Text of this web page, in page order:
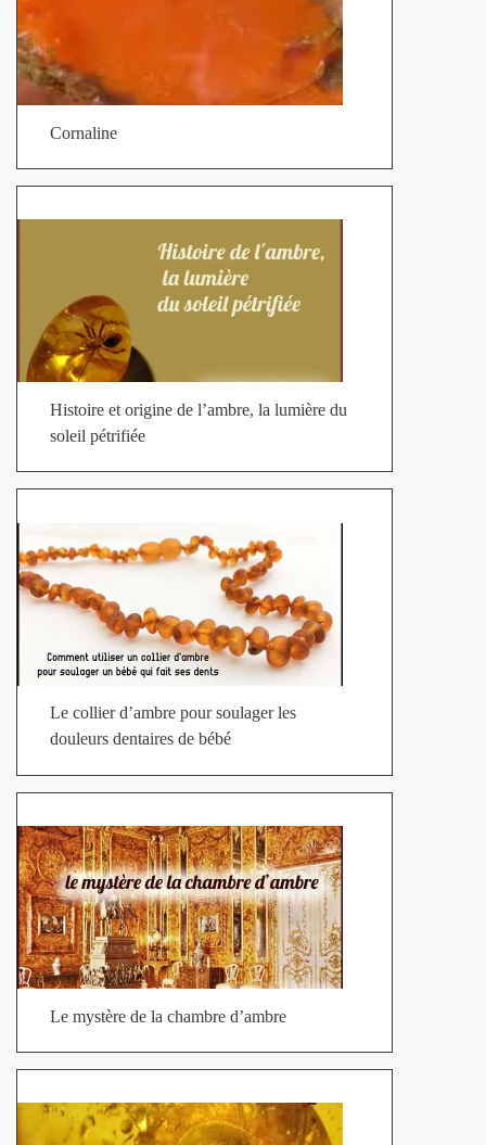
Cornaline
Histoire et origine de l’ambre, la lumière du
soleil pétrifiée
Le collier d’ambre pour soulager les
douleurs dentaires de bébé
Le mystère de la chambre d’ambre